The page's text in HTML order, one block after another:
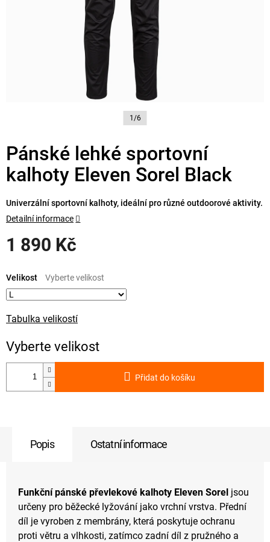
1/6
Pánské lehké sportovní
kalhoty Eleven Sorel Black
1 890 Kč
cena:
Tabulka velikostí
Velikost
Přidat do košíku
Univerzální sportovní kalhoty, ideální pro různé outdoorové aktivity.
Detailní informace
Popis Ostatní informace
Funkční pánské převlekové kalhoty Eleven Sorel jsou
určeny pro běžecké lyžování jako vrchní vrstva. Přední
díl je vyroben z membrány, která poskytuje ochranu
proti větru a vlhkosti, zatímco zadní díl z pružného a